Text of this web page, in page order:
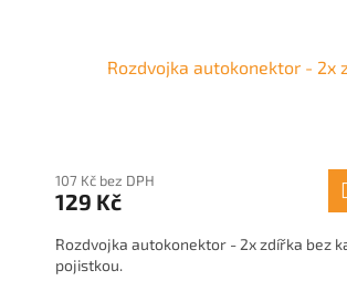
Rozdvojka autokonektor - 2x
107 Kč bez DPH
129 Kč
Rozdvojka autokonektor - 2x zdířka bez
pojistkou.